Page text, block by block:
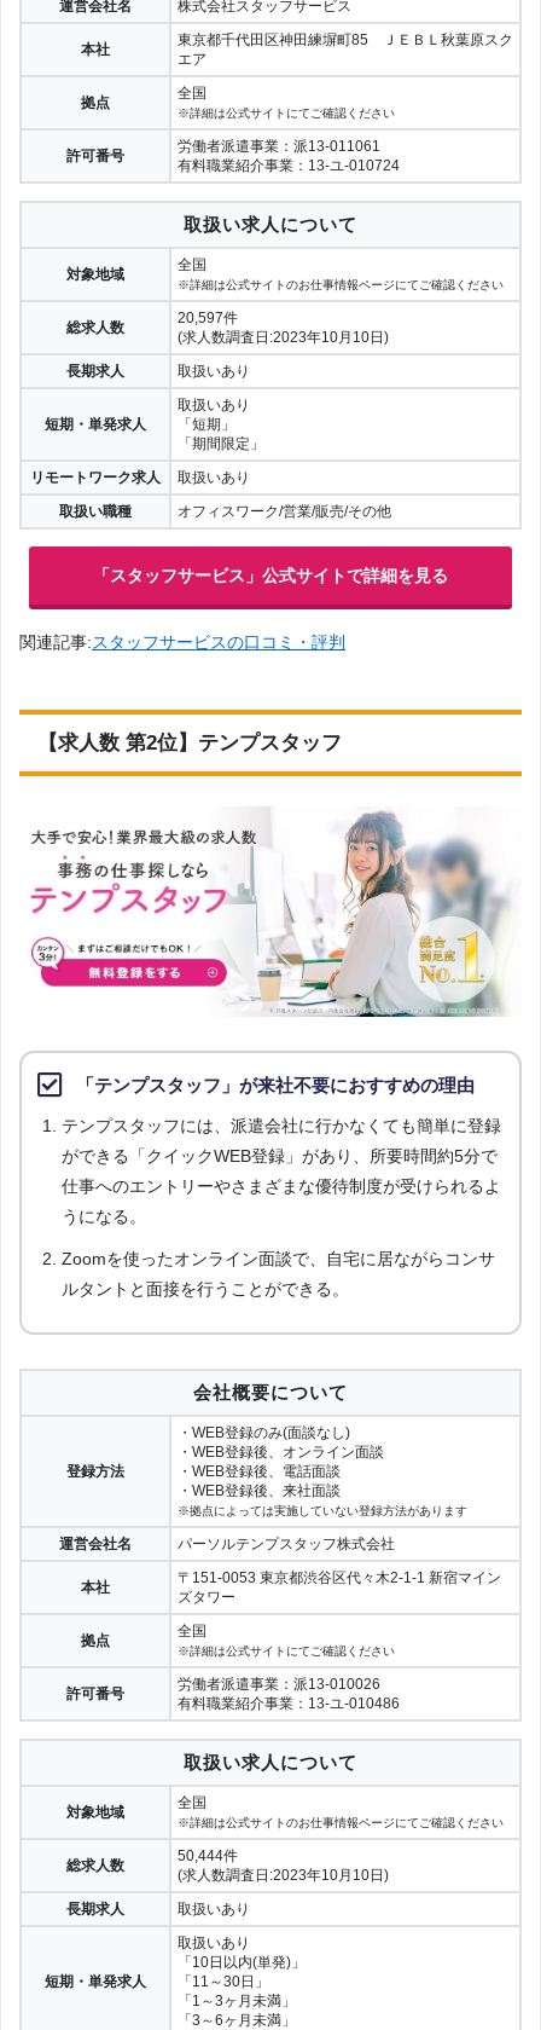
リージェンシー
登録
2.36点
リクルートスタッフィング
公式サイト
登録
2.36点
キャスティングロード
公式サイト
総合評価
第15位
フルキャスト
公式サイト
登録
第16位
トップスポット
公式サイト 2.27点
第17位
公式サイト
登録
総合評価
2.14点
パーソルクロステクノロジー
公式サイト 2.01点
REX派遣
公式サイト
登録
総合評価
1.89点
運営会社名 株式会社スタッフサービス
本社
東京都千代田区神田練塀町85 ＪＥＢＬ秋葉原スク
エア
拠点
全国
※詳細は公式サイトにてご確認ください
許可番号
労働者派遣事業：派13-011061
有料職業紹介事業：13-ユ-010724
取扱い求人について
対象地域
全国
※詳細は公式サイトのお仕事情報ページにてご確認ください
総求人数
20,597件
(求人数調査日:2023年10月10日)
長期求人
取扱いあり
短期・単発求人
取扱いあり
「短期」
「期間限定」
リモートワーク求人
取扱いあり
取扱い職種
オフィスワーク/営業/販売/その他
「スタッフサービス」公式サイトで詳細を見る
関連記事:スタッフサービスの口コミ・評判
【求人数 第2位】テンプスタッフ
「テンプスタッフ」が来社不要におすすめの理由
テンプスタッフには、派遣会社に行かなくても簡単に登録
ができる「クイックWEB登録」があり、所要時間約5分で
仕事へのエントリーやさまざまな優待制度が受けられるよ
うになる。
Zoomを使ったオンライン面談で、自宅に居ながらコンサ
ルタントと面接を行うことができる。
会社概要について
登録方法
・WEB登録のみ(面談なし)
・WEB登録後、オンライン面談
・WEB登録後、電話面談
・WEB登録後、来社面談
※拠点によっては実施していない登録方法があります
運営会社名 パーソルテンプスタッフ株式会社
本社
〒151-0053 東京都渋谷区代々木2-1-1 新宿マイン
ズタワー
拠点
全国
※詳細は公式サイトにてご確認ください
許可番号
労働者派遣事業：派13-010026
有料職業紹介事業：13-ユ-010486
取扱い求人について
対象地域
全国
※詳細は公式サイトのお仕事情報ページにてご確認ください
総求人数
50,444件
(求人数調査日:2023年10月10日)
長期求人
取扱いあり
短期・単発求人
取扱いあり
「10日以内(単発)」
「11～30日」
「1～3ヶ月未満」
「3～6ヶ月未満」